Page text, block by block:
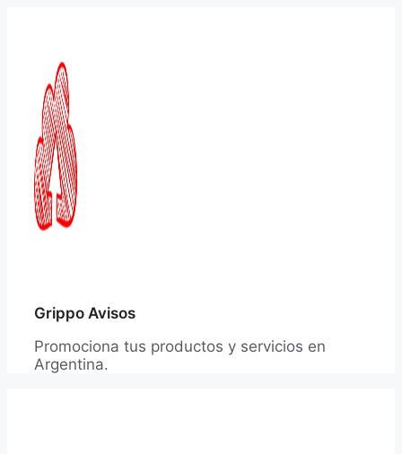
Grippo Avisos
Promociona tus productos y servicios en
Argentina.